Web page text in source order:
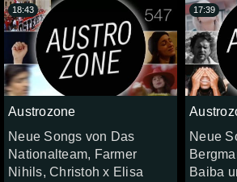
Austrozone
Neue Songs von Das
Nationalteam, Farmer
Nihils, Christoh x Elisa
18:43
Neue
Baiba
17:39